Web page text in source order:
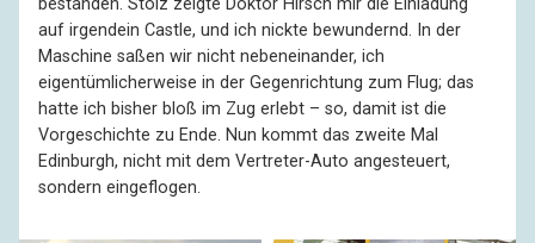
bestanden. Stolz zeigte Doktor Hirsch mir die Einladung
auf irgendein Castle, und ich nickte bewundernd. In der
Maschine saßen wir nicht nebeneinander, ich
eigentümlicherweise in der Gegenrichtung zum Flug; das
hatte ich bisher bloß im Zug erlebt – so, damit ist die
Vorgeschichte zu Ende. Nun kommt das zweite Mal
Edinburgh, nicht mit dem Vertreter-Auto angesteuert,
sondern eingeflogen.